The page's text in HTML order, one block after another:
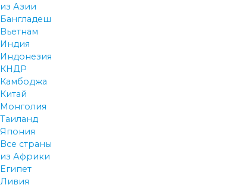
из Азии
Бангладеш
Вьетнам
Индия
Индонезия
КНДР
Камбоджа
Китай
Монголия
Таиланд
Япония
Все страны
из Африки
Египет
Ливия